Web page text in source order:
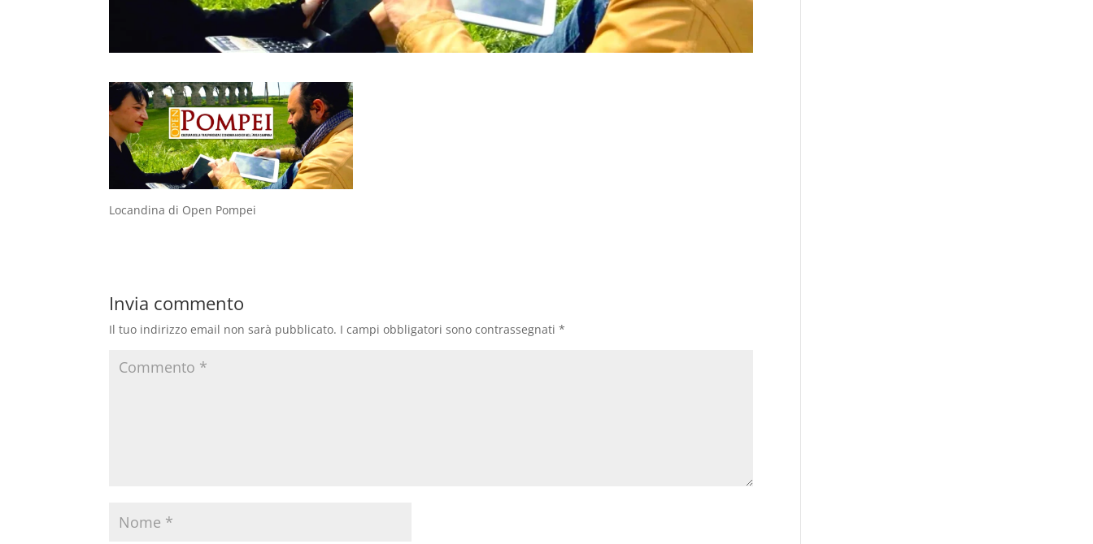
Locandina di Open Pompei
Invia commento
Il tuo indirizzo email non sarà pubblicato. I campi obbligatori sono contrassegnati*